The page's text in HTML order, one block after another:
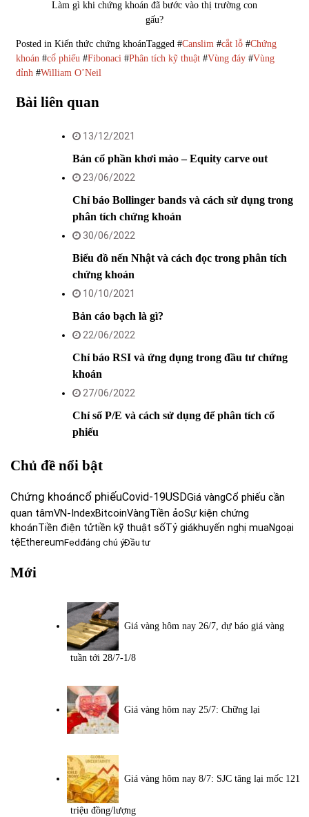
Làm gì khi chứng khoán đã bước vào thị trường con
gấu?
Posted in Kiến thức chứng khoánTagged #Canslim#cắt lỗ#Chứng
khoán#cổ phiếu#Fibonaci#Phân tích kỹ thuật#Vùng đáy#Vùng
đỉnh#William O’Neil
Bài liên quan
13/12/2021
Bán cổ phần khơi mào – Equity carve out
23/06/2022
Chỉ báo Bollinger bands và cách sử dụng trong
phân tích chứng khoán
30/06/2022
Biểu đồ nến Nhật và cách đọc trong phân tích
chứng khoán
10/10/2021
Bản cáo bạch là gì?
22/06/2022
Chỉ báo RSI và ứng dụng trong đầu tư chứng
khoán
27/06/2022
Chỉ số P/E và cách sử dụng để phân tích cổ
phiếu
Chủ đề nổi bật
Chứng khoáncổ phiếuCovid-19USDGiá vàngCổ phiếu cần
quan tâmVN-IndexBitcoinVàngTiền ảoSự kiện chứng
khoánTiền điện tửtiền kỹ thuật sốTỷ giákhuyến nghị muaNgoại
tệEthereumFedđáng chú ýĐầu tư
Mới
Giá vàng hôm nay 26/7, dự báo giá vàng
tuần tới 28/7-1/8
Giá vàng hôm nay 25/7: Chững lại
Giá vàng hôm nay 8/7: SJC tăng lại mốc 121
triệu đồng/lượng